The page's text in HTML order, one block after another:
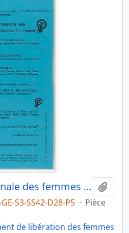
Journée internationale des femmes 1988
S3-SS42-D28-P5 · Pièce
de libération des femmes